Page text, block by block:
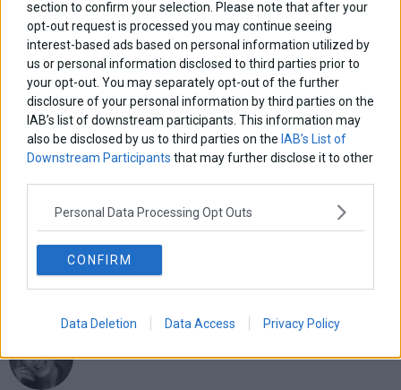
section to confirm your selection. Please note that after your
opt-out request is processed you may continue seeing
interest-based ads based on personal information utilized by
us or personal information disclosed to third parties prior to
your opt-out. You may separately opt-out of the further
disclosure of your personal information by third parties on the
IAB’s list of downstream participants. This information may
also be disclosed by us to third parties on the IAB’s List of
Downstream Participants that may further disclose it to other
Personal Data Processing Opt Outs
CONFIRM
Data Deletion Data Access Privacy Policy
Αποθήκευσε το όνομά μου, email, και τον ιστότοπο μου σε αυτόν
τον πλοηγό για την επόμενη φορά που θα σχολιάσω.
Πλοήγηση
άρθρων
ΠΡΟΗΓΟΥΜΕΝΟ ΑΡΘΡΟ
Previous
Metron Analysis: Στο 30,4% η
ΕΠΟΜΕΝΟ ΑΡΘΡΟ
Η Θεσσαλονίκη αποκτά νέο
ΑΡΘΡΟΓΡΑΦΟΙ
Ελευθερία Κούρταλη
Οι «τιμωροί» των ομολόγων επέστρεψαν
Εύη Φραγκάκη